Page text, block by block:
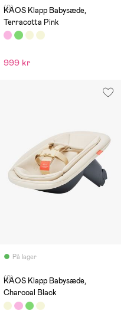
(0)
KAOS Klapp Babysæde,
Terracotta Pink
999 kr
På lager
(0)
KAOS Klapp Babysæde,
Charcoal Black